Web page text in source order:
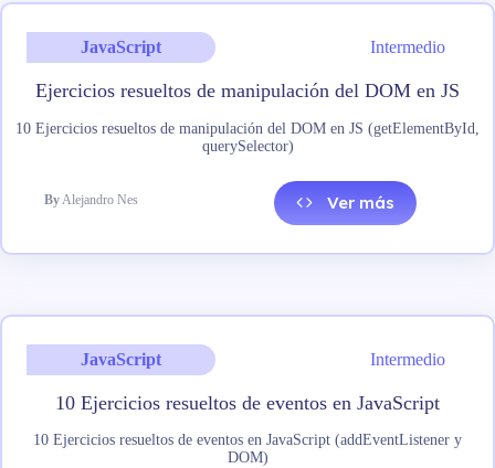
JavaScript Intermedio
Ejercicios resueltos de manipulación del DOM en JS
10 Ejercicios resueltos de manipulación del DOM en JS (getElementById,
querySelector)
By Alejandro Nes Ver más
JavaScript Intermedio
10 Ejercicios resueltos de eventos en JavaScript
10 Ejercicios resueltos de eventos en JavaScript (addEventListener y
DOM)